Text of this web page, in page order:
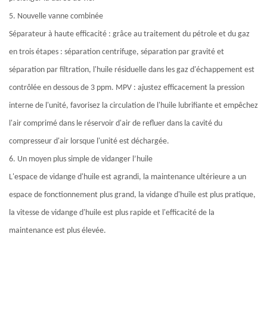
5. Nouvelle vanne combinée
Séparateur à haute efficacité : grâce au traitement du pétrole et du gaz
en trois étapes : séparation centrifuge, séparation par gravité et
séparation par filtration, l'huile résiduelle dans les gaz d'échappement est
contrôlée en dessous de 3 ppm. MPV : ajustez efficacement la pression
interne de l'unité, favorisez la circulation de l'huile lubrifiante et empêchez
l'air comprimé dans le réservoir d'air de refluer dans la cavité du
compresseur d'air lorsque l'unité est déchargée.
6. Un moyen plus simple de vidanger l’huile
L'espace de vidange d'huile est agrandi, la maintenance ultérieure a un
espace de fonctionnement plus grand, la vidange d'huile est plus pratique,
la vitesse de vidange d'huile est plus rapide et l'efficacité de la
maintenance est plus élevée.